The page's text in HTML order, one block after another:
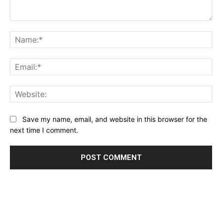
Save my name, email, and website in this browser for the
next time I comment.